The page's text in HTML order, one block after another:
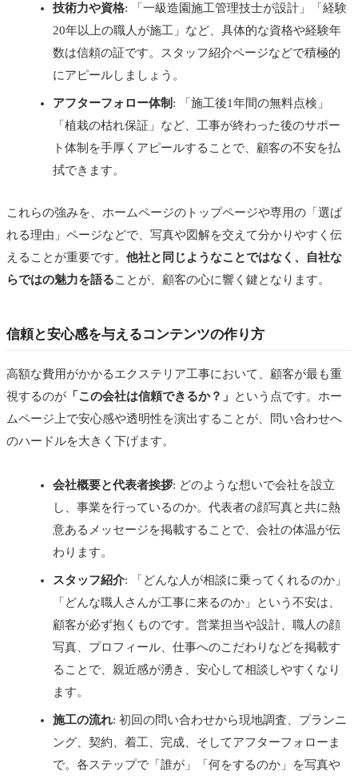
技術力や資格: 「一級造園施工管理技士が設計」「経験
20年以上の職人が施工」など、具体的な資格や経験年
数は信頼の証です。スタッフ紹介ページなどで積極的
にアピールしましょう。
アフターフォロー体制 : 「施工後1年間の無料点検」
「植栽の枯れ保証」など、工事が終わった後のサポー
ト体制を手厚くアピールすることで、顧客の不安を払
拭できます。
これらの強みを、ホームページのトップページや専用の「選ば
れる理由」ページなどで、写真や図解を交えて分かりやすく伝
えることが重要です。 他社と同じようなことではなく、自社な
らではの魅力を語ることが、顧客の心に響く鍵となります。
信頼と安心感を与えるコンテンツの作り方
高額な費用がかかるエクステリア工事において、顧客が最も重
視するのが 「この会社は信頼できるか？」
という点です。ホー
ムページ上で安心感や透明性を演出することが、問い合わせへ
のハードルを大きく下げます。
会社概要と代表者挨拶: どのような想いで会社を設立
し、事業を行っているのか。代表者の顔写真と共に熱
意あるメッセージを掲載することで、会社の体温が伝
わります。
スタッフ紹介: 「どんな人が相談に乗ってくれるのか」
「どんな職人さんが工事に来るのか」という不安は、
顧客が必ず抱くものです。営業担当や設計、職人の顔
写真、プロフィール、仕事へのこだわりなどを掲載す
ることで、親近感が湧き、安心して相談しやすくなり
ます。
施工の流れ: 初回の問い合わせから現地調査、プランニ
ング、契約、着工、完成、そしてアフターフォローま
で。各ステップで「誰が」「何をするのか」を写真や